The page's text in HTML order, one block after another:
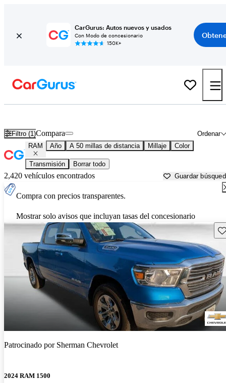
CarGurus: Autos nuevos y usados
Con Modo de concesionario
150K+
Filtro (1) Ordenar
Compara
RAM Año A 50 millas de distancia Millaje Color
Transmisión Borrar todo
2,420 vehículos encontrados Guardar
Compra con precios transparentes.
Mostrar solo avisos que incluyan tasas del concesionario
Patrocinado por Sherman Chevrolet
2024 RAM 1500